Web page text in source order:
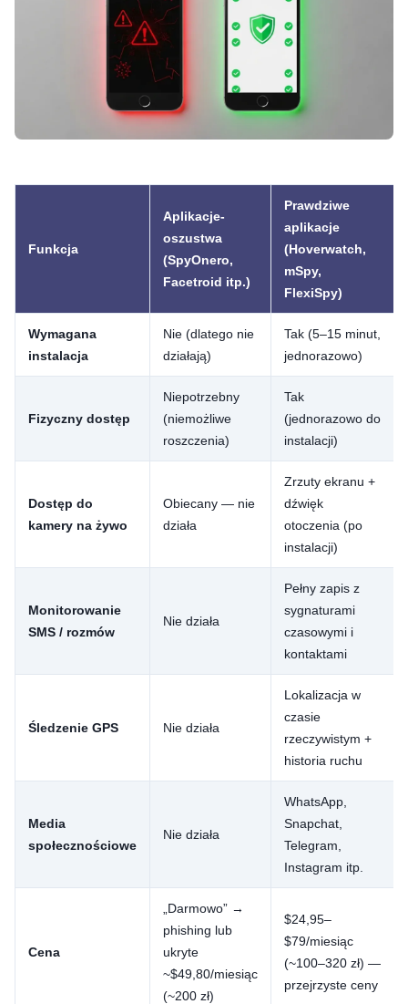
Funkcja
Aplikacje-
oszustwa
(SpyOnero,
Facetroid itp.)
Prawdziwe
aplikacje
(Hoverwatch,
mSpy,
FlexiSpy)
Wymagana
instalacja
Nie (dlatego nie
działają)
Tak (5–15 minut,
jednorazowo)
Fizyczny dostęp
Niepotrzebny
(niemożliwe
roszczenia)
Tak
(jednorazowo do
instalacji)
Dostęp do
kamery na żywo
Obiecany — nie
działa
Zrzuty ekranu +
dźwięk
otoczenia (po
instalacji)
Monitorowanie
SMS / rozmów
Nie działa
Pełny zapis z
sygnaturami
czasowymi i
kontaktami
Śledzenie GPS Nie działa
Lokalizacja w
czasie
rzeczywistym +
historia ruchu
Media
społecznościowe
Nie działa
WhatsApp,
Snapchat,
Telegram,
Instagram itp.
Cena
„Darmowo” →
phishing lub
ukryte
~$49,80/miesiąc
(~200 zł)
$24,95–
$79/miesiąc
(~100–320 zł) —
przejrzyste ceny